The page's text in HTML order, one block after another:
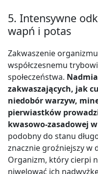
5. Intensywne
wapń i potas
Zakwaszenie
współczesnemu
społeczeństwa.
zakwaszających, jak
niedobór warzyw,
pierwiastków
kwasowo-zasadowej
podobny do stanu
znacznie groźniejszy w
Organizm, który cierpi
niwelować ich